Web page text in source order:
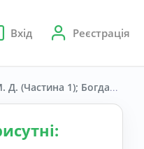
Вхід Реєстрація
(Частина 1); Богданець-